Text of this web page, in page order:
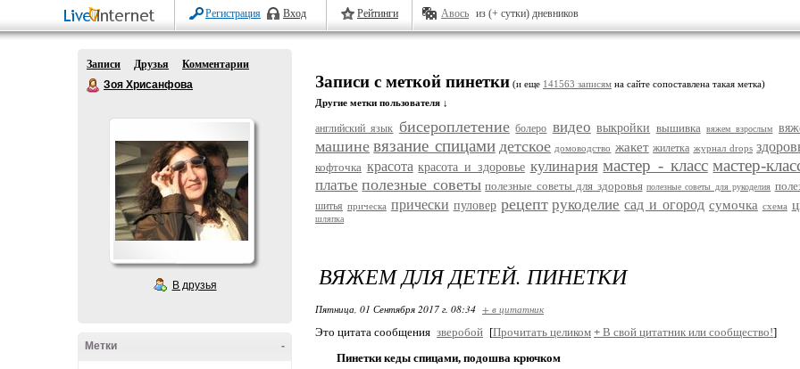
Регистрация Вход Рейтинги Авось из (+ сутки) дневников
Записи Друзья
Комментарии
Зоя Хрисанфова
В друзья
-
Метки
Записи с меткой пинетки (и еще 141563 записям на сайте сопоставлена такая метка)
Другие метки пользователя ↓
английский язык бисероплетение болеро видео выкройки вышивка вяжем взрослым
машине вязание спицами детское домоводство жакет жилетка журнал drops
кофточка красота красота и здоровье кулинария мастер - класс мастер-
платье полезные советы полезные советы для здоровья полезные советы для рукоделия
шитья прическа прически пуловер рецепт рукоделие сад и огород сумочка схема
шляпка
ВЯЖЕМ ДЛЯ ДЕТЕЙ. ПИНЕТКИ
Пятница, 01 Сентября 2017 г. 08:34 + в цитатник
Это цитата сообщения зверобой [Прочитать целиком + В свой цитатник или сообщество!]
Пинетки кеды спицами, подошва крючком